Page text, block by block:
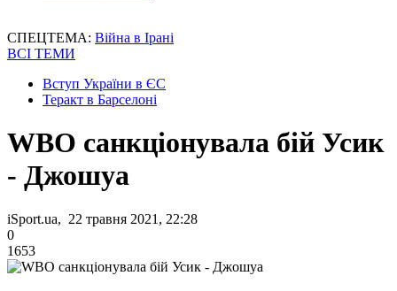
СПЕЦТЕМА: Війна в Ірані
ВСІ ТЕМИ
Вступ України в ЄС
Теракт в Барселоні
WBO санкціонувала бій Усик
- Джошуа
iSport.ua, 22 травня 2021, 22:28
0
1653